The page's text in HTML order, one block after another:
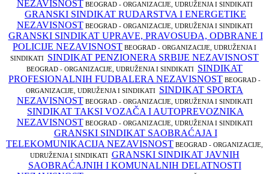
NEZAVISNOST BEOGRAD - ORGANIZACIJE, UDRUŽENJA I SINDIKATI
GRANSKI SINDIKAT RUDARSTVA I ENERGETIKE
NEZAVISNOST BEOGRAD - ORGANIZACIJE, UDRUŽENJA I SINDIKATI
GRANSKI SINDIKAT UPRAVE, PRAVOSUĐA, ODBRANE I
POLICIJE NEZAVISNOST BEOGRAD - ORGANIZACIJE, UDRUŽENJA I
SINDIKATI SINDIKAT PENZIONERA SRBIJE NEZAVISNOST
BEOGRAD - ORGANIZACIJE, UDRUŽENJA I SINDIKATI SINDIKAT
PROFESIONALNIH FUDBALERA NEZAVISNOST BEOGRAD -
ORGANIZACIJE, UDRUŽENJA I SINDIKATI SINDIKAT SPORTA
NEZAVISNOST BEOGRAD - ORGANIZACIJE, UDRUŽENJA I SINDIKATI
SINDIKAT TAKSI VOZAČA I AUTOPREVOZNIKA
NEZAVISNOST BEOGRAD - ORGANIZACIJE, UDRUŽENJA I SINDIKATI
GRANSKI SINDIKAT SAOBRAĆAJA I
TELEKOMUNIKACIJA NEZAVISNOST BEOGRAD - ORGANIZACIJE,
UDRUŽENJA I SINDIKATI GRANSKI SINDIKAT JAVNIH
SAOBRAĆAJNIH I KOMUNALNIH DELATNOSTI